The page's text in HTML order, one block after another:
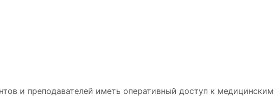
и преподавателей иметь оперативный доступ к